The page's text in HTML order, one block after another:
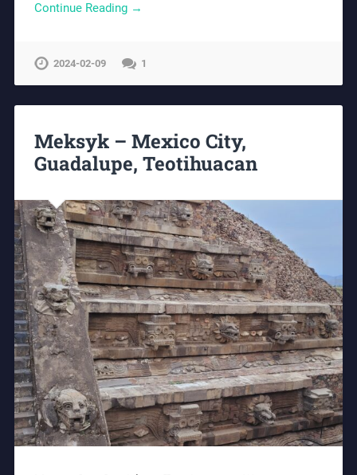
Continue Reading →
2024-02-09 1
Meksyk – Mexico City,
Guadalupe, Teotihuacan